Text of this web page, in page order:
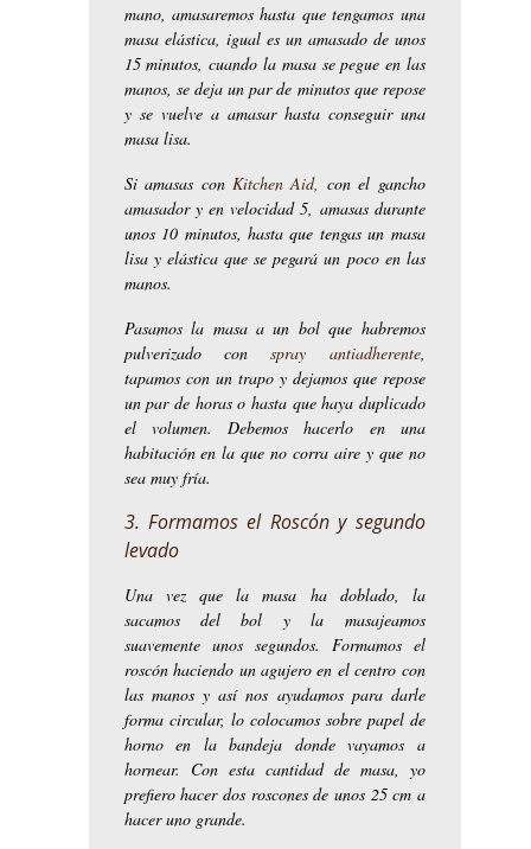
mano, amasaremos hasta que tengamos una
masa elástica, igual es un amasado de unos
15 minutos, cuando la masa se pegue en las
manos, se deja un par de minutos que repose
y se vuelve a amasar hasta conseguir una
masa lisa.
Si amasas conKitchen Aid, con el gancho
amasador y en velocidad 5, amasas durante
unos 10 minutos, hasta que tengas un masa
lisa y elástica que se pegará un poco en las
manos.
Pasamos la masa a un bol que habremos
pulverizado conspray antiadherente,
tapamos con un trapo y dejamos que repose
un par de horas o hasta que haya duplicado
el volumen. Debemos hacerlo en una
habitación en la que no corra aire y que no
sea muy fría.
3. Formamos el Roscón y segundo
levado
Una vez que la masa ha doblado, la
sacamos del bol y la masajeamos
suavemente unos segundos. Formamos el
roscón haciendo un agujero en el centro con
las manos y así nos ayudamos para darle
forma circular, lo colocamos sobre papel de
horno en la bandeja donde vayamos a
hornear. Con esta cantidad de masa, yo
prefiero hacer dos roscones de unos 25 cm a
hacer uno grande.